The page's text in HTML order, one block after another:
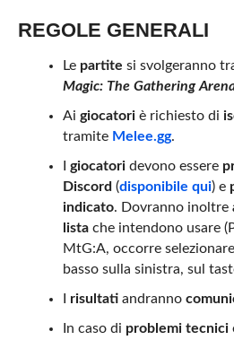
REGOLE GENERALI
Le partite si svolgeranno
Magic: The Gathering
Ai giocatori è richiesto di
tramite Melee.gg.
giocatoridevono essere
Discord (disponibile qui) e
indicato. Dovranno inoltre
listache intendono usare
MtG:A, occorre
basso sulla sinistra, sul
risultatiandranno
In caso di problemi tecnici